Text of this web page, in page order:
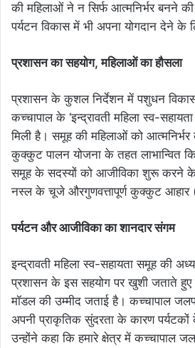
की महिलाओं ने न सिर्फ आत्मनिर्भर बनने
पर्यटन विकास में भी अपना योगदान देने के
​प्रशासन का सहयोग, महिलाओं का हौसला
प्रशासन के कुशल निर्देशन में पशुधन विकास
कच्चापाल के ‘इन्द्रावती महिला स्व-
मिली है। समूह की महिलाओं को आत्मनिर्भर
कुक्कुट पालन योजना के तहत लाभान्वित
समूह के सदस्यों को आजीविका शुरू करने
नस्ल के चूजे और​गुणवत्तापूर्ण कुक्कुट आहार
​पर्यटन और आजीविका का शानदार संगम
​इन्द्रावती महिला स्व-सहायता समूह की
प्रशासन के इस सहयोग पर खुशी जताते
मॉडल की उम्मीद जताई है। कच्चापाल
अपनी प्राकृतिक सुंदरता के कारण
उन्होंने कहा कि हमारे क्षेत्र में कच्चापाल